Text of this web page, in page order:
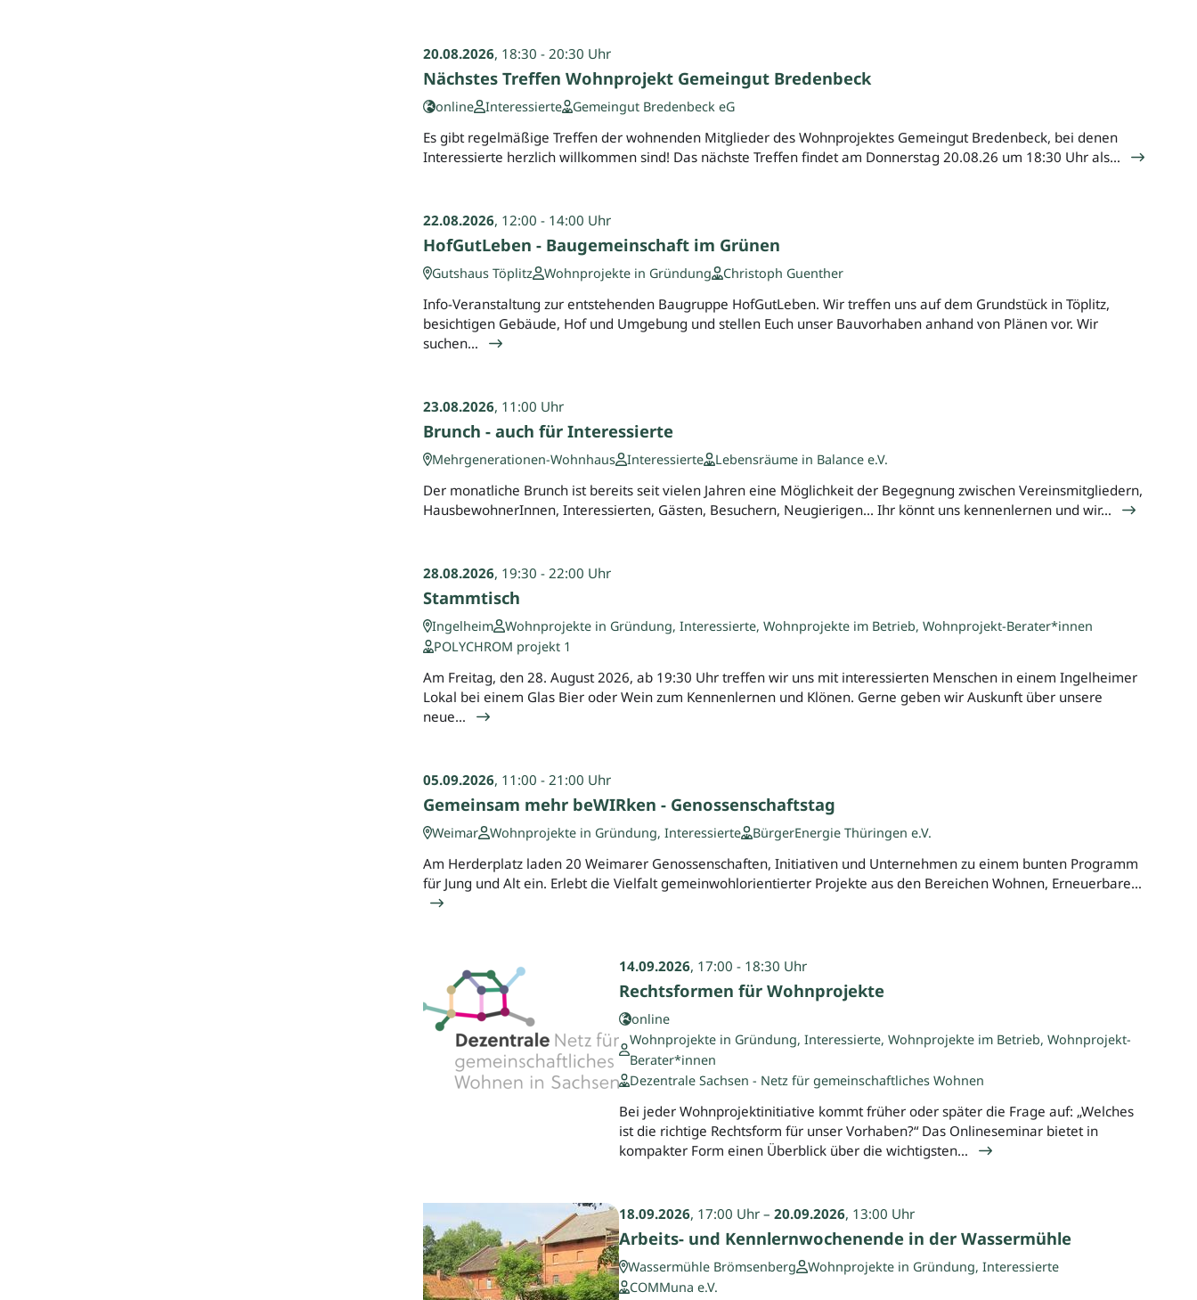
20.08.2026, 18:30 - 20:30 Uhr
Nächstes Treffen Wohnprojekt Gemeingut Bredenbeck
online Interessierte Gemeingut Bredenbeck eG
Es gibt regelmäßige Treffen der wohnenden Mitglieder des Wohnprojektes Gemeingut Bredenbeck, bei denen
Interessierte herzlich willkommen sind! Das nächste Treffen findet am Donnerstag 20.08.26 um 18:30 Uhr als…
22.08.2026, 12:00 - 14:00 Uhr
HofGutLeben - Baugemeinschaft im Grünen
Gutshaus Töplitz Wohnprojekte in Gründung Christoph Guenther
Info-Veranstaltung zur entstehenden Baugruppe HofGutLeben. Wir treffen uns auf dem Grundstück in Töplitz,
besichtigen Gebäude, Hof und Umgebung und stellen Euch unser Bauvorhaben anhand von Plänen vor. Wir
suchen…
23.08.2026, 11:00 Uhr
Brunch - auch für Interessierte
Mehrgenerationen-Wohnhaus Interessierte Lebensräume in Balance e.V.
Der monatliche Brunch ist bereits seit vielen Jahren eine Möglichkeit der Begegnung zwischen Vereinsmitgliedern,
HausbewohnerInnen, Interessierten, Gästen, Besuchern, Neugierigen... Ihr könnt uns kennenlernen und wir…
28.08.2026, 19:30 - 22:00 Uhr
Stammtisch
Ingelheim
Wohnprojekte in Gründung, Interessierte, Wohnprojekte im Betrieb, Wohnprojekt-Berater*innen
POLYCHROM projekt 1
Am Freitag, den 28. August 2026, ab 19:30 Uhr treffen wir uns mit interessierten Menschen in einem Ingelheimer
Lokal bei einem Glas Bier oder Wein zum Kennenlernen und Klönen. Gerne geben wir Auskunft über unsere
neue…
05.09.2026, 11:00 - 21:00 Uhr
Gemeinsam mehr beWIRken - Genossenschaftstag
Weimar Wohnprojekte in Gründung, Interessierte BürgerEnergie Thüringen e.V.
Am Herderplatz laden 20 Weimarer Genossenschaften, Initiativen und Unternehmen zu einem bunten Programm
für Jung und Alt ein. Erlebt die Vielfalt gemeinwohlorientierter Projekte aus den Bereichen Wohnen, Erneuerbare…
14.09.2026, 17:00 - 18:30 Uhr
Rechtsformen für Wohnprojekte
online
Wohnprojekte in Gründung, Interessierte, Wohnprojekte im Betrieb, Wohnprojekt-
Berater*innen
Dezentrale Sachsen - Netz für gemeinschaftliches Wohnen
Bei jeder Wohnprojektinitiative kommt früher oder später die Frage auf: „Welches
ist die richtige Rechtsform für unser Vorhaben?“ Das Onlineseminar bietet in
kompakter Form einen Überblick über die wichtigsten…
18.09.2026, 17:00 Uhr – 20.09.2026, 13:00 Uhr
Arbeits- und Kennlernwochenende in der Wassermühle
Wassermühle Brömsenberg
Wohnprojekte in Gründung, Interessierte
COMMuna e.V.